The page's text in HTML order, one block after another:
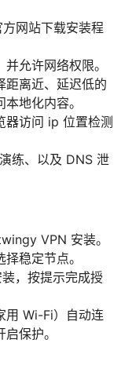
网站下载安装程
允许网络权限。
距离近、延迟低的
地化内容。
器访问 ip 位置检测
练、以及 DNS 泄
VPN 安装。
稳定节点。
，按提示完成授
用 Wi-Fi）自动连
保护。